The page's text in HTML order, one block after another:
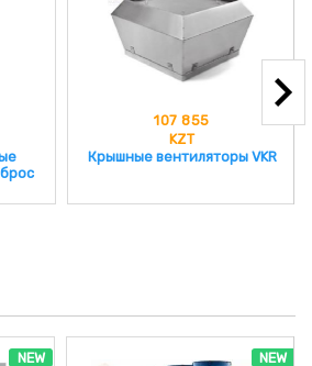
107 855
KZT
Крышные вентиляторы VKR
NEW NEW